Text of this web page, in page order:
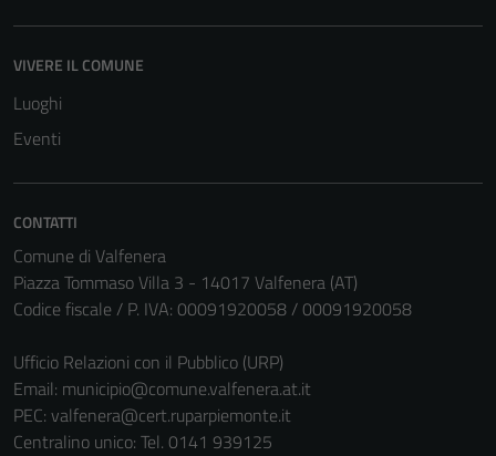
VIVERE IL COMUNE
Luoghi
Eventi
CONTATTI
Comune di Valfenera
Piazza Tommaso Villa 3 - 14017 Valfenera (AT)
Codice fiscale / P. IVA: 00091920058 / 00091920058
Ufficio Relazioni con il Pubblico (URP)
Email: municipio@comune.valfenera.at.it
PEC: valfenera@cert.ruparpiemonte.it
Centralino unico: Tel. 0141 939125
Questi cookie
essere
non raccolgono
informazioni